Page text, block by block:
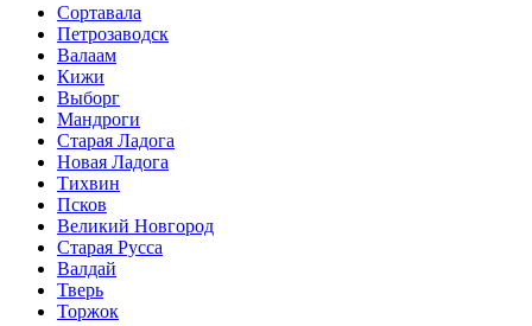
Сортавала
Петрозаводск
Валаам
Кижи
Выборг
Мандроги
Старая Ладога
Новая Ладога
Тихвин
Псков
Великий Новгород
Старая Русса
Валдай
Тверь
Торжок